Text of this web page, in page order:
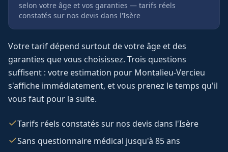
selon votre âge et vos garanties — tarifs réels
constatés sur nos devis dans l'Isère
Votre tarif dépend surtout de votre âge et des
garanties que vous choisissez. Trois questions
suffisent : votre estimation pour Montalieu-Vercieu
s'affiche immédiatement, et vous prenez le temps qu'il
vous faut pour la suite.
Tarifs réels constatés sur nos devis dans l'Isère
Sans questionnaire médical jusqu'à 85 ans